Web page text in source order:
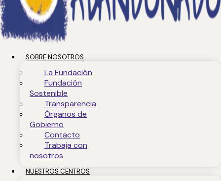
SOBRE NOSOTROS
La Fundación
Fundación
Sostenible
Transparencia
Órganos de
Gobierno
Contacto
Trabaja con
nosotros
NUESTROS CENTROS